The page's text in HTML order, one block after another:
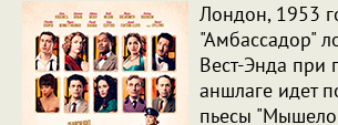
Лондон, 1953
"Амбассадор"
Вест-Энда при
аншлаге идет
пьесы